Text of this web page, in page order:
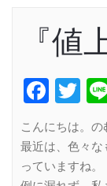
『値
こんにちは。の
最近は、色々な
っていますね。